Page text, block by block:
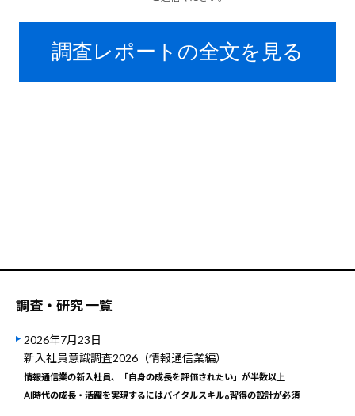
調査・研究 一覧
2026年7月23日
新入社員意識調査2026（情報通信業編）
情報通信業の新入社員、「自身の成長を評価されたい」が半数以上
AI時代の成長・活躍を実現するにはバイタルスキル®習得の設計が必須